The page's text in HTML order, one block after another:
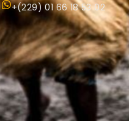
+(229) 01 66 18 53 02